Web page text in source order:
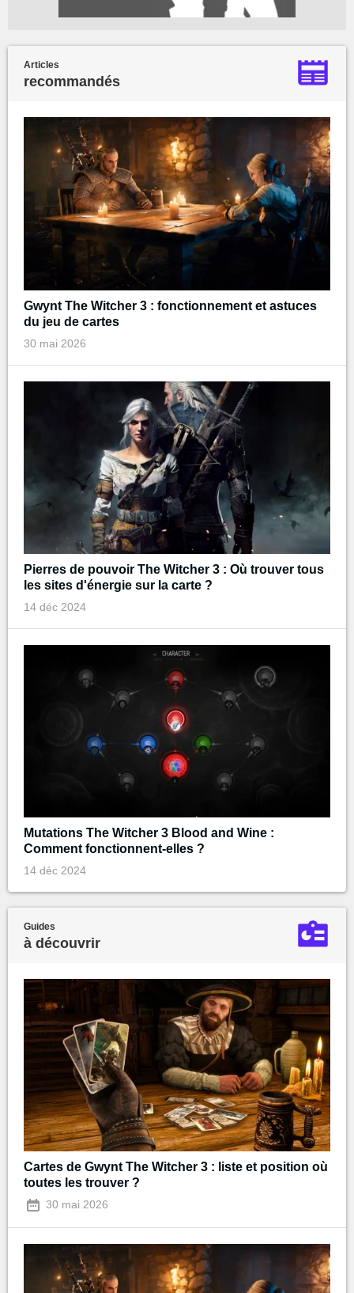
Articles
recommandés
Gwynt The Witcher 3 : fonctionnement et astuces
du jeu de cartes
30 mai 2026
Pierres de pouvoir The Witcher 3 : Où trouver tous
les sites d'énergie sur la carte ?
14 déc 2024
Mutations The Witcher 3 Blood and Wine :
Comment fonctionnent-elles ?
14 déc 2024
Guides
à découvrir
Cartes de Gwynt The Witcher 3 : liste et position où
toutes les trouver ?
30 mai 2026